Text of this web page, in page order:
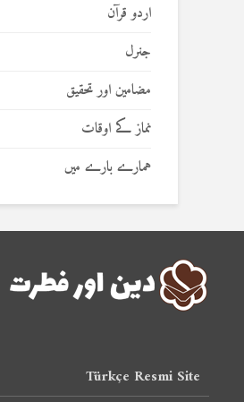
اردو قرآن
جنرل
مضامین اور تحقیق
نماز کے اوقات
ہمارے بارے میں
Türkçe Resmi Site